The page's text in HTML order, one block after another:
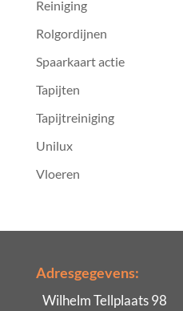
Reiniging
Rolgordijnen
Spaarkaart actie
Tapijten
Tapijtreiniging
Unilux
Vloeren
Adresgegevens:
Wilhelm Tellplaats 98